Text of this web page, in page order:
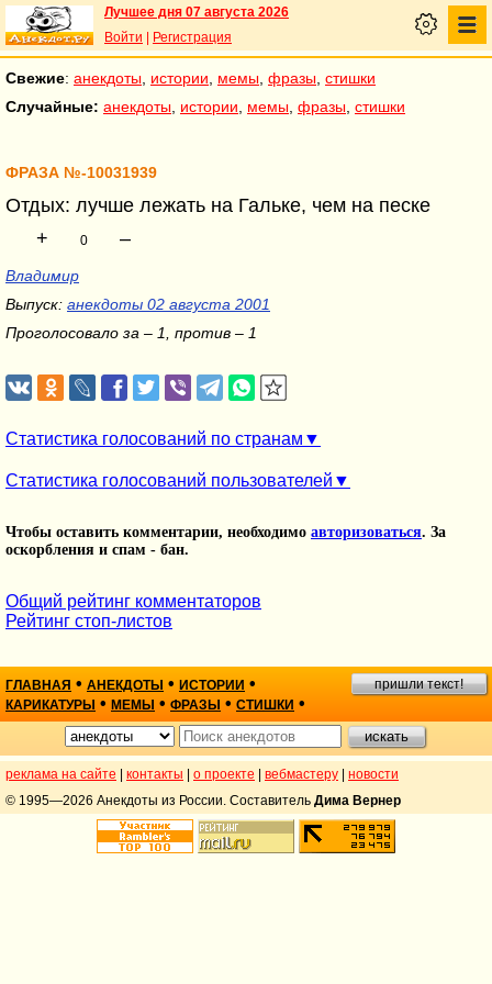
Лучшее дня 07 августа 2026
Войти
Регистрация
Свежие: анекдоты истории мемы фразы стишки
Случайные: анекдоты истории мемы фразы стишки
ФРАЗА №-10031939
Отдых: лучше лежать на Гальке, чем на песке
+
0 –
Владимир
Выпуск: анекдоты 02 августа 2001
Проголосовало за – 1, против – 1
Статистика голосований по странам
Статистика голосований пользователей
Чтобы оставить комментарии, необходимо авторизоваться. За
оскорбления и спам - бан.
Общий рейтинг комментаторов
Рейтинг стоп-листов
ГЛАВНАЯ • АНЕКДОТЫ • ИСТОРИИ •
КАРИКАТУРЫ • МЕМЫ • ФРАЗЫ • СТИШКИ •
пришли текст!
реклама на сайте контакты о проекте вебмастеру
новости
© 1995—2026 Анекдоты из России. Составитель Дима Вернер